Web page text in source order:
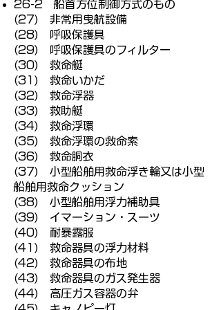
26-2 船首方位制御方式のもの
(27) 非常用曳航設備
(28) 呼吸保護具
(29) 呼吸保護具のフィルター
(30) 救命艇
(31) 救命いかだ
(32) 救命浮器
(33) 救助艇
(34) 救命浮環
(35) 救命浮環の救命索
(36) 救命胴衣
(37) 小型船舶用救命浮き輪又は小型
船舶用救命クッション
(38) 小型船舶用浮力補助具
(39) イマーション・スーツ
(40) 耐暴露服
(41) 救命器具の浮力材料
(42) 救命器具の布地
(43) 救命器具のガス発生器
(44) 高圧ガス容器の弁